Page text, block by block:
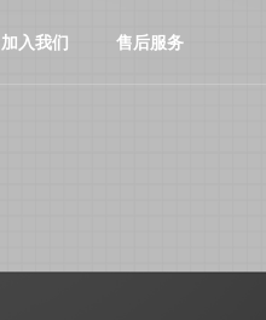
加入我们 售后服务